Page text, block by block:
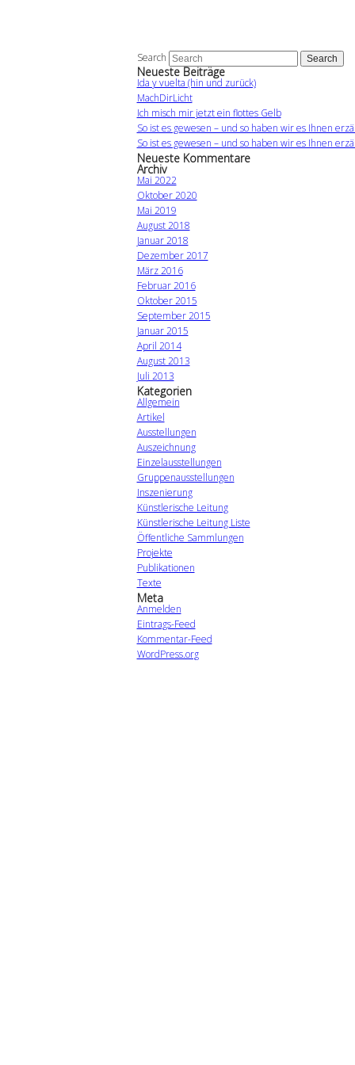
Search
Neueste Beiträge
Ida y vuelta (hin und zurück)
MachDirLicht
Ich misch mir jetzt ein flottes Gelb
So ist es gewesen – und so haben wir es Ihnen
So ist es gewesen – und so haben wir es Ihnen
Neueste Kommentare
Archiv
Mai 2022
Oktober 2020
Mai 2019
August 2018
Januar 2018
Dezember 2017
März 2016
Februar 2016
Oktober 2015
September 2015
Januar 2015
April 2014
August 2013
Juli 2013
Kategorien
Allgemein
Artikel
Ausstellungen
Auszeichnung
Einzelausstellungen
Gruppenausstellungen
Inszenierung
Künstlerische Leitung
Künstlerische Leitung Liste
Öffentliche Sammlungen
Projekte
Publikationen
Texte
Meta
Anmelden
Eintrags-Feed
Kommentar-Feed
WordPress.org